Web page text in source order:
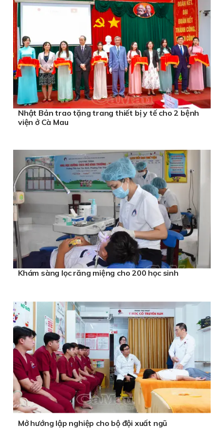
Nhật Bản trao tặng trang thiết bị y tế cho 2 bệnh
viện ở Cà Mau
Khám sàng lọc răng miệng cho 200 học sinh
Mở hướng lập nghiệp cho bộ đội xuất ngũ